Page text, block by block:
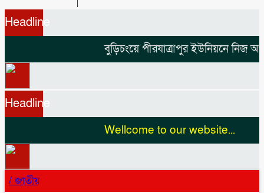
Headline
বুড়িচংয়ে পীরযাত্রাপুর ইউনিয়নে নিজ
Headline
Wellcome to our website...
/জাতীয়